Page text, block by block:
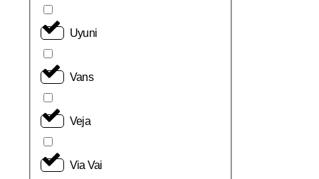
Uyuni
Vans
Veja
Via Vai